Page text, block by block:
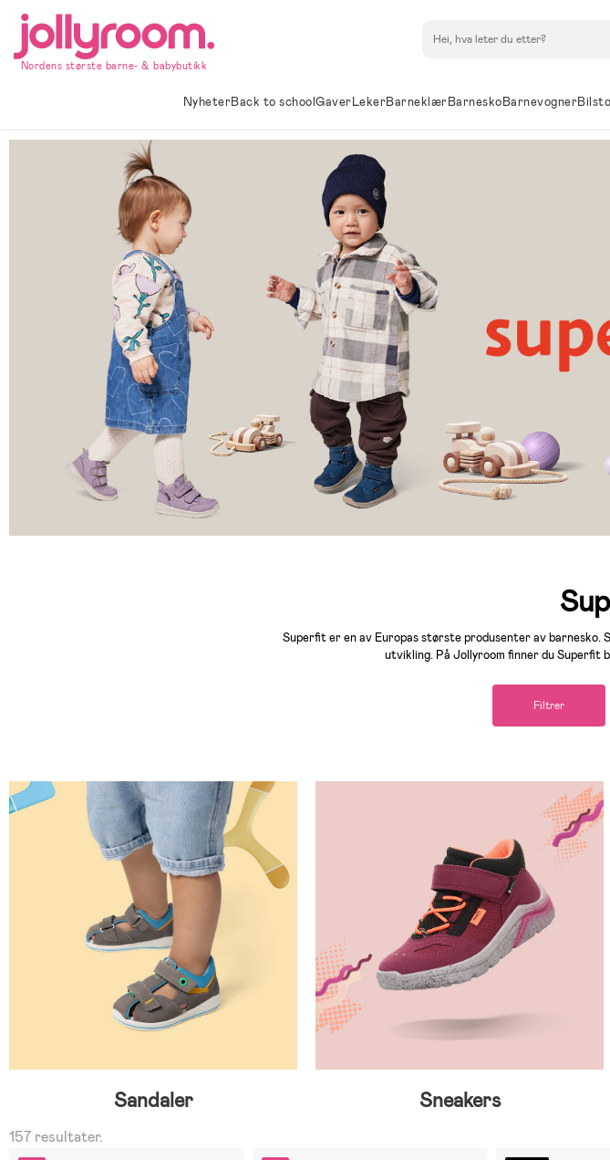
Hoppa
innehållet
Nordens største barne- & babybutikk
NyheterBack to schoolGaverLekerBarneklærBarneskoBarnevogner
Superfit er en av Europas største produsenter av
utvikling. På Jollyroom finner du Superfit
Filtrer
Sandaler Sneakers
157 resultater.